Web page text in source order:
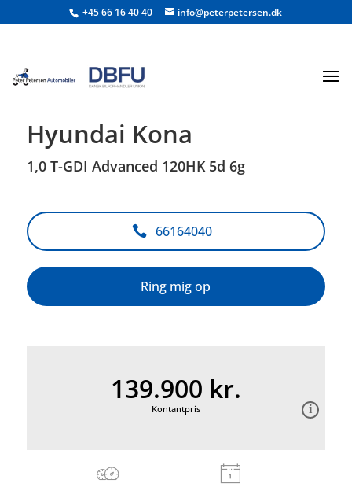
+45 66 16 40 40 info@peterpetersen.dk
<Tilbage til søgeresultat
Hyundai Kona
1,0 T-GDI Advanced 120HK 5d 6g
66164040
Ring mig op
139.900 kr.
Kontantpris